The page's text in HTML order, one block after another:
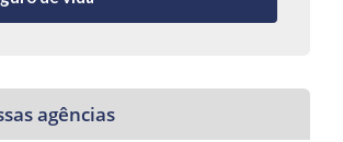
agências